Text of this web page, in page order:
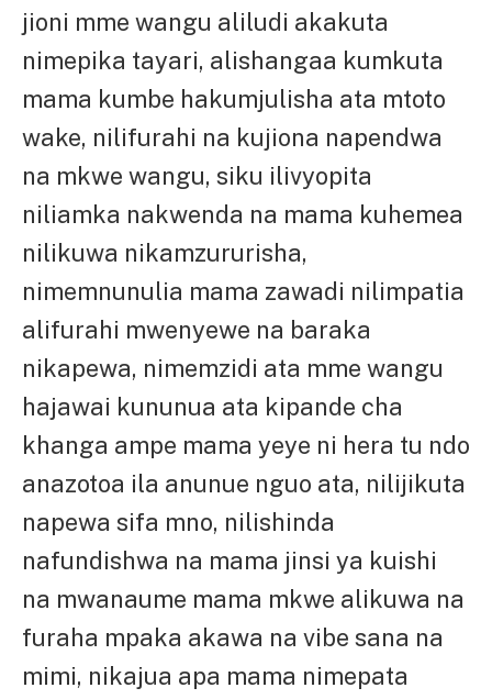
jioni mme wangu aliludi akakuta
nimepika tayari, alishangaa kumkuta
mama kumbe hakumjulisha ata mtoto
wake, nilifurahi na kujiona napendwa
na mkwe wangu, siku ilivyopita
niliamka nakwenda na mama kuhemea
nilikuwa nikamzururisha,
nimemnunulia mama zawadi nilimpatia
alifurahi mwenyewe na baraka
nikapewa, nimemzidi ata mme wangu
hajawai kununua ata kipande cha
khanga ampe mama yeye ni hera tu ndo
anazotoa ila anunue nguo ata, nilijikuta
napewa sifa mno, nilishinda
nafundishwa na mama jinsi ya kuishi
na mwanaume mama mkwe alikuwa na
furaha mpaka akawa na vibe sana na
mimi, nikajua apa mama nimepata